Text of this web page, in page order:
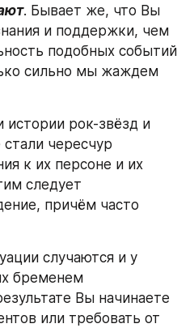
. Бывает же, что Вы
и поддержки, чем
подобных событий
сильно мы жаждем
истории рок-звёзд и
чересчур
к их персоне и их
следует
причём часто
случаются и у
бременем
Вы начинаете
или требовать от